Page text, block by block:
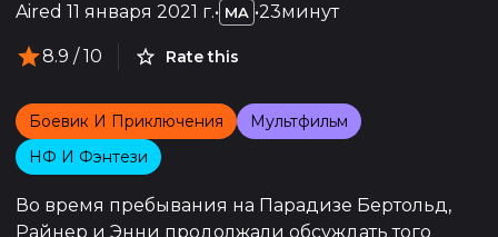
Aired 11 января 2021 г.• MA •23минут
8.9 / 10 Rate this
Боевик И Приключения
Мультфильм
НФ И Фэнтези
Во время пребывания на Парадизе Бертольд,
Райнер и Энни продолжали обсуждать того